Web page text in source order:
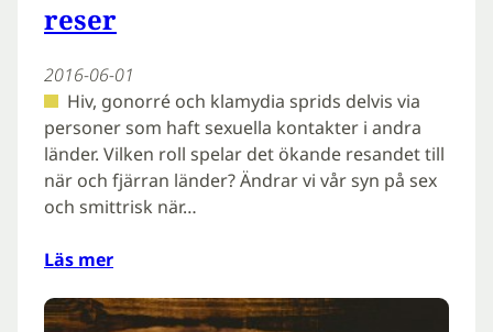
reser
2016-06-01
Hiv, gonorré och klamydia sprids delvis via
personer som haft sexuella kontakter i andra
länder. Vilken roll spelar det ökande resandet till
när och fjärran länder? Ändrar vi vår syn på sex
och smittrisk när…
Läs mer